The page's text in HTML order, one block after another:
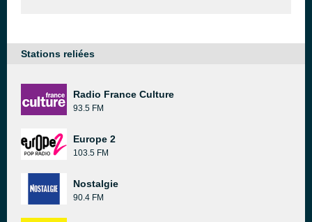
Stations reliées
Radio France Culture
93.5 FM
Europe 2
103.5 FM
Nostalgie
90.4 FM